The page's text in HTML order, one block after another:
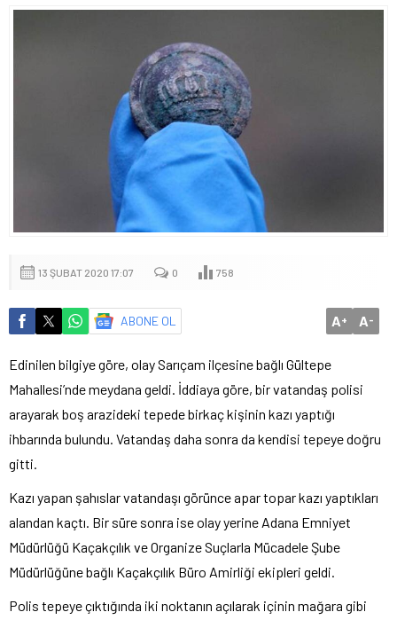
13 ŞUBAT 2020 17:07 0 758
ABONE OL A+ A-
Edinilen bilgiye göre, olay Sarıçam ilçesine bağlı Gültepe
Mahallesi’nde meydana geldi. İddiaya göre, bir vatandaş polisi
arayarak boş arazideki tepede birkaç kişinin kazı yaptığı
ihbarında bulundu. Vatandaş daha sonra da kendisi tepeye doğru
gitti.
Kazı yapan şahıslar vatandaşı görünce apar topar kazı yaptıkları
alandan kaçtı. Bir süre sonra ise olay yerine Adana Emniyet
Müdürlüğü Kaçakçılık ve Organize Suçlarla Mücadele Şube
Müdürlüğüne bağlı Kaçakçılık Büro Amirliği ekipleri geldi.
Polis tepeye çıktığında iki noktanın açılarak içinin mağara gibi